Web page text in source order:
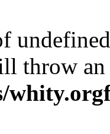
throw an